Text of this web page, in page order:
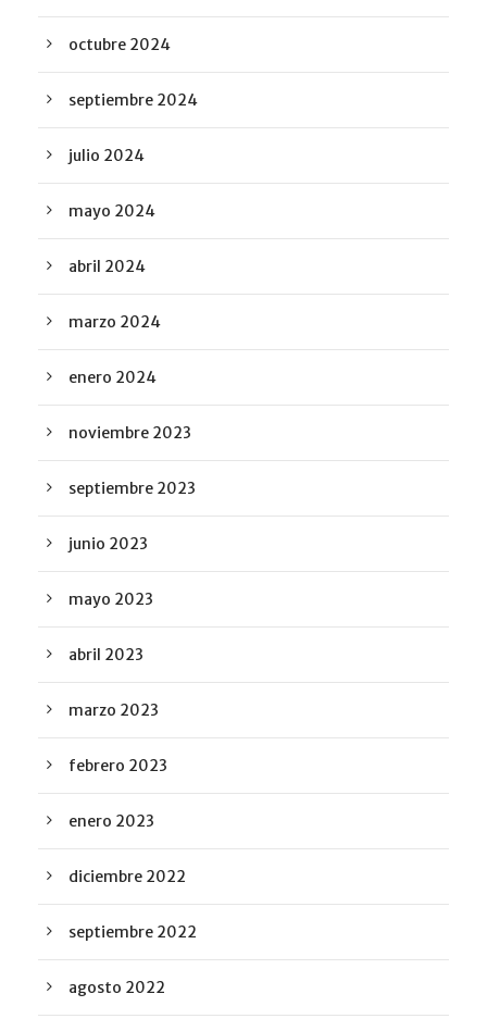
octubre 2024
septiembre 2024
julio 2024
mayo 2024
abril 2024
marzo 2024
enero 2024
noviembre 2023
septiembre 2023
junio 2023
mayo 2023
abril 2023
marzo 2023
febrero 2023
enero 2023
diciembre 2022
septiembre 2022
agosto 2022